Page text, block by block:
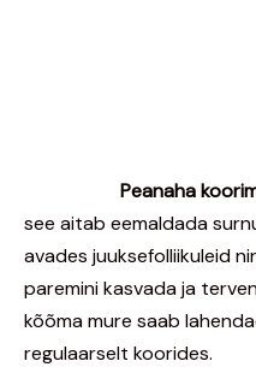
Peanaha
see aitab eemaldada
avades juuksefolliikuleid
paremini kasvada ja
kõõma mure saab
regulaarselt koorides.